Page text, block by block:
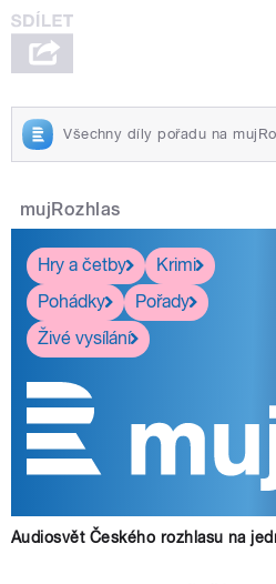
Všechny díly pořadu na
mujRozhlas
Hry a četby
Krimi
Pohádky
Pořady
Živé vysílání
Audiosvět Českého rozhlasu na